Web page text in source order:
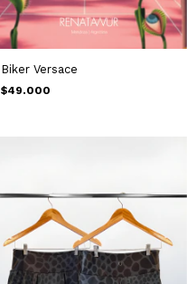
Biker Versace
$49.000